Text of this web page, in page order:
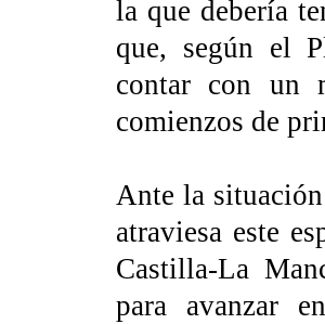
la que debería
que, según el
contar con un
comienzos de
Ante la
atraviesa este
Castilla-La
para avanzar